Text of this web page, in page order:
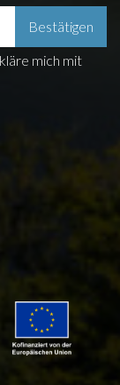
mich mit